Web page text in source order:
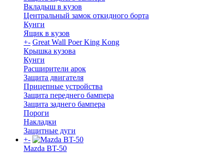
Вкладыш в кузов
Центральный замок откидного борта
Кунги
Ящик в кузов
+- Great Wall Poer King Kong
Крышка кузова
Кунги
Расширители арок
Защита двигателя
Прицепные устройства
Защита переднего бампера
Защита заднего бампера
Пороги
Накладки
Защитные дуги
+-
Mazda BT-50